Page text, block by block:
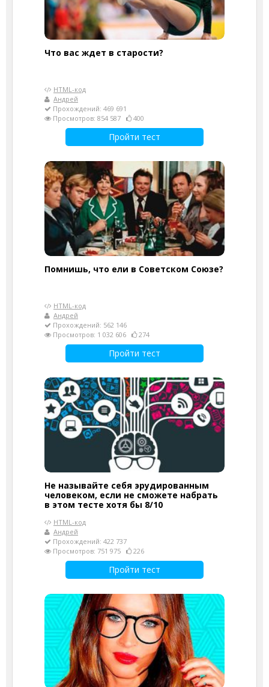
Что вас ждет в старости?
HTML-код
Андрей
Прохождений: 469 691
Просмотров: 854 587
400
Пройти тест
Помнишь, что ели в Советском Союзе?
HTML-код
Андрей
Прохождений: 562 146
Просмотров: 1 032 606
274
Пройти тест
Не называйте себя эрудированным
человеком, если не сможете набрать
в этом тесте хотя бы 8/10
HTML-код
Андрей
Прохождений: 422 737
Просмотров: 751 975
226
Пройти тест